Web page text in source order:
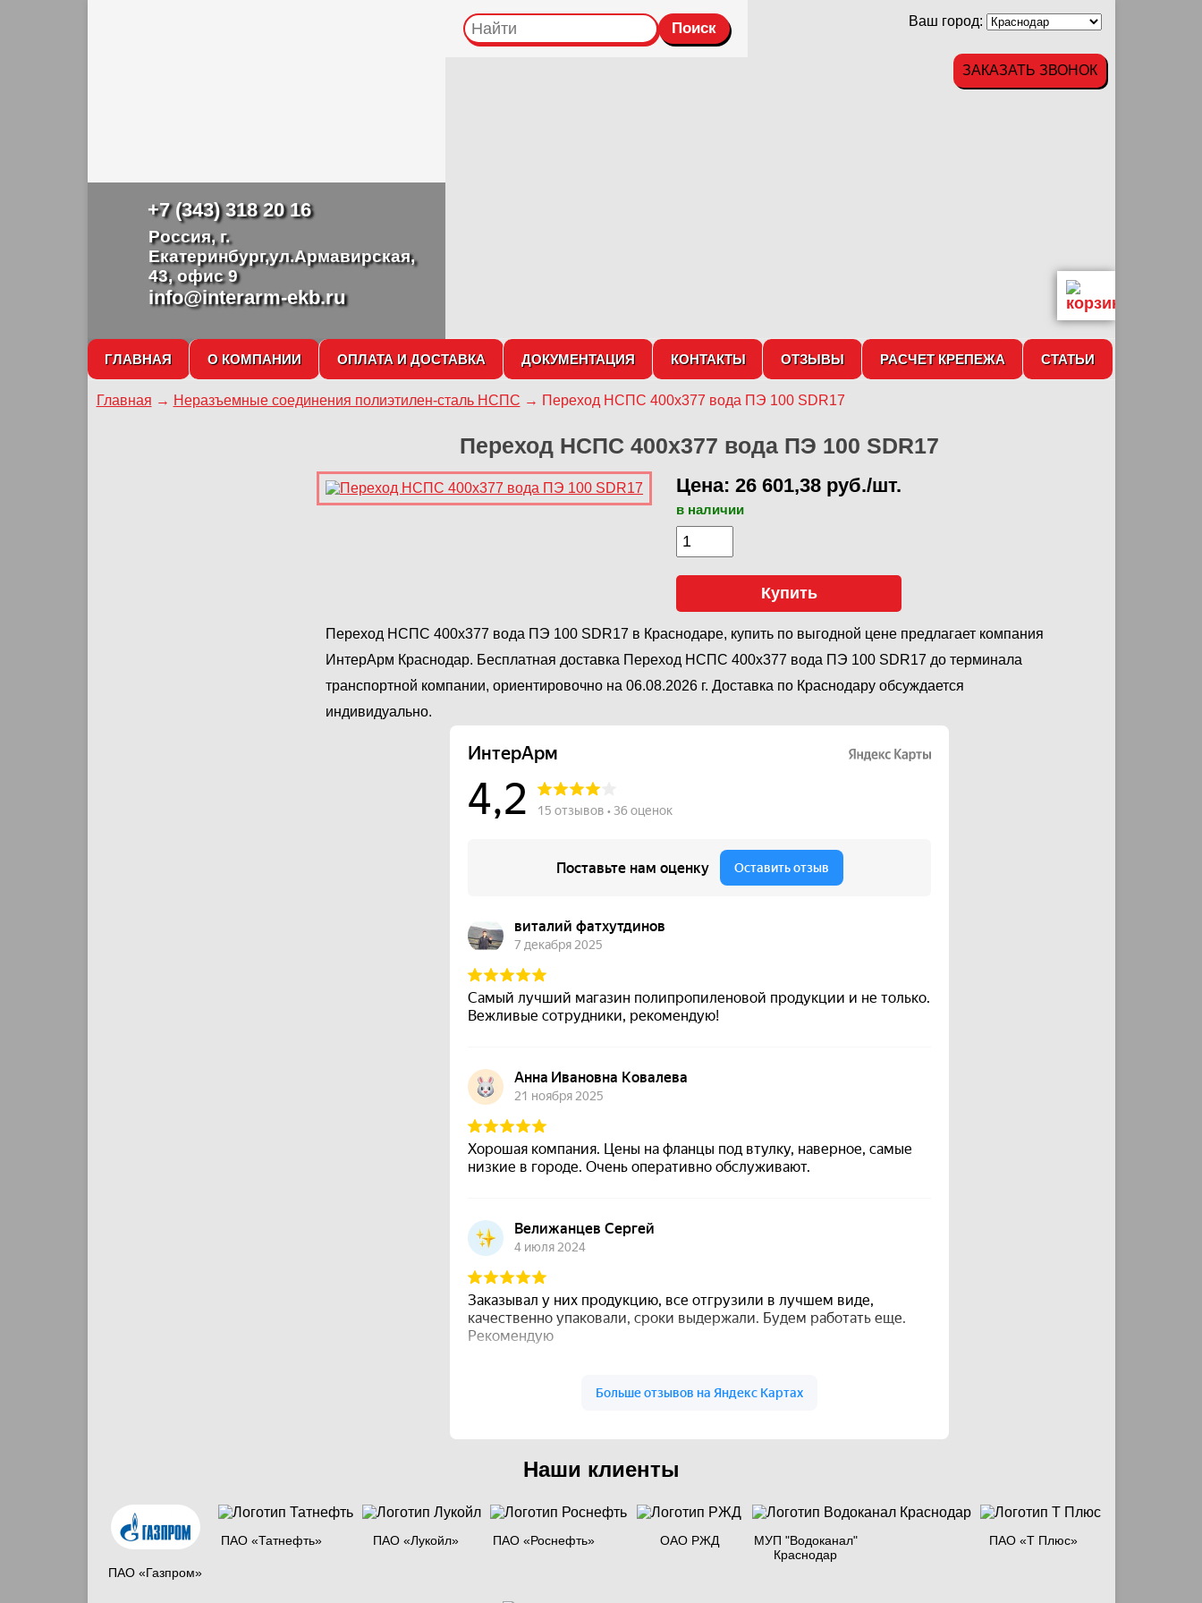
+7 (343) 318 20 16
Россия, г.
Екатеринбург,ул.Армавирская,
43, офис 9
info@interarm-ekb.ru
ЗАКАЗАТЬ ЗВОНОК
Ваш город:
ГЛАВНАЯ О КОМПАНИИ ОПЛАТА И ДОСТАВКА ДОКУМЕНТАЦИЯ КОНТАКТЫ ОТЗЫВЫ РАСЧЕТ КРЕПЕЖА СТАТЬИ
Главная → Неразъемные соединения полиэтилен-сталь НСПС → Переход НСПС 400х377 вода ПЭ 100 SDR17
Переход НСПС 400х377 вода ПЭ 100 SDR17
Цена: 26 601,38 руб./шт.
в наличии
Купить
Переход НСПС 400х377 вода ПЭ 100 SDR17 в Краснодаре, купить по выгодной цене предлагает компания
ИнтерАрм Краснодар. Бесплатная доставка Переход НСПС 400х377 вода ПЭ 100 SDR17 до терминала
транспортной компании, ориентировочно на 06.08.2026 г. Доставка по Краснодару обсуждается
индивидуально.
Наши клиенты
ПАО «Газпром»
ПАО «Татнефть» ПАО «Лукойл» ПАО «Роснефть» ОАО РЖД
МУП "Водоканал"
Краснодар
ПАО «Т Плюс»